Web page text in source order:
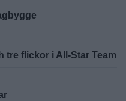
tre flickor i All-Star Team